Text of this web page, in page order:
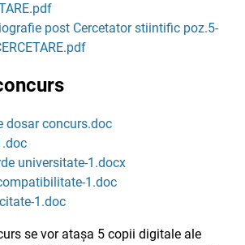
post Cercetator stiintific poz.5-
dosar concurs.doc
universitate-1.docx
1.doc
1.doc
se vor atașa 5 copii digitale ale